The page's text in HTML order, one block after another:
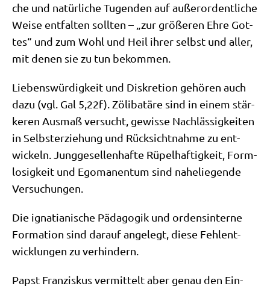
che und natür­li­che Tugen­den auf außer­or­dent­li­che
Wei­se ent­fal­ten soll­ten – „zur grö­ße­ren Ehre Got­
tes“ und zum Wohl und Heil ihrer selbst und aller,
mit denen sie zu tun bekommen.
Lie­bens­wür­dig­keit und Dis­kre­ti­on gehö­ren auch
dazu (vgl. Gal 5,22f). Zöli­ba­t­ä­re sind in einem stär­
ke­ren Aus­maß ver­sucht, gewis­se Nach­läs­sig­kei­ten
in Selbst­er­zie­hung und Rück­sicht­nah­me zu ent­
wickeln. Jung­ge­sel­len­haf­te Rüpel­haf­tig­keit, Form­
lo­sig­keit und Ego­ma­nen­tum sind nahe­lie­gen­de
Versuchungen.
Die igna­tia­ni­sche Päd­ago­gik und ordens­in­ter­ne
For­ma­ti­on sind dar­auf ange­legt, die­se Fehl­ent­
wick­lun­gen zu verhindern.
Papst Fran­zis­kus ver­mit­telt aber genau den Ein­